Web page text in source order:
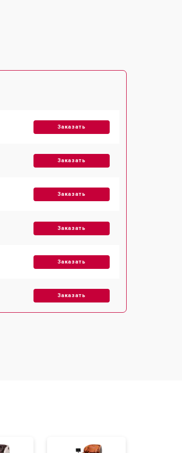
Заказать
Заказать
Заказать
Заказать
Заказать
Заказать